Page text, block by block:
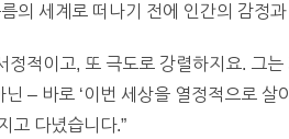
의 세계로 떠나기 전에 인간의 감정
정적이고, 또 극도로 강렬하지요. 그
– 바로 ‘이번 세상을 열정적으로
고 다녔습니다.”